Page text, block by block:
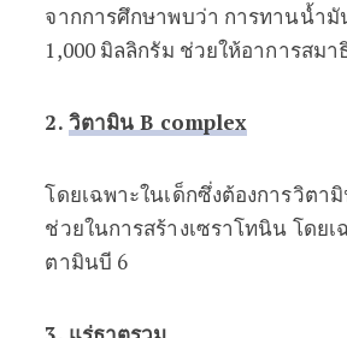
จากการศึกษาพบว่า การทานน้ำมั
1,000 มิลลิกรัม ช่วยให้อาการสม
2. วิตามิน B complex
โดยเฉพาะในเด็กซึ่งต้องการวิตา
ช่วยในการสร้างเซราโทนิน โดยเ
ตามินบี 6